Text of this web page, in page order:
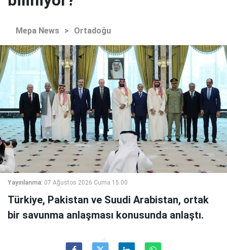
Mepa News > Ortadoğu
Yayınlanma: 07 Ağustos 2026 Cuma 15:00
Türkiye, Pakistan ve Suudi Arabistan, ortak
bir savunma anlaşması konusunda anlaştı.